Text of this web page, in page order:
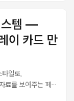
로 전부 무너졌다.
스킨이었다. 이 글
정 — 페이지마다
했다고 생각했다.
개 공통 ERB 파셜
마다 전용 CSS 파
뀌었고, grep으로
스템 —
이 카드 만
일로,
를 보여주는 페이
프로필이 포트폴